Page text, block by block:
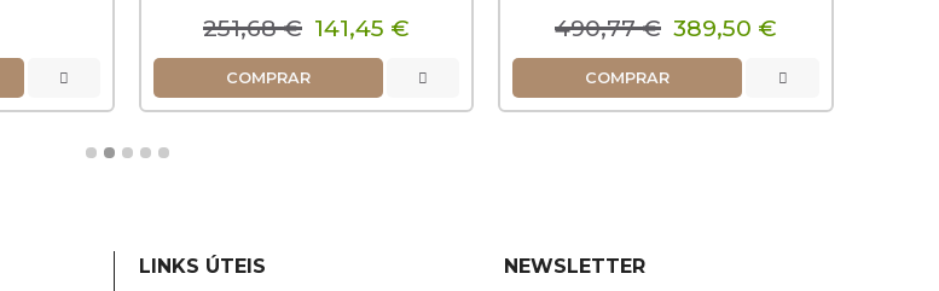
251,68 € 141,45 €
COMPRAR
490,77 € 389,50 €
COMPRAR
LINKS ÚTEIS
NEWSLETTER